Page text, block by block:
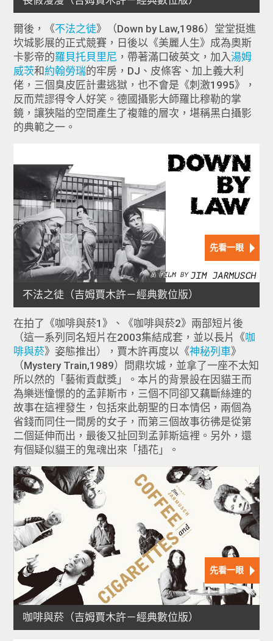
爾後，《不法之徒》（Down by Law,1986）堂堂挺進
坎城影展的正式競賽，日後以《美麗人生》成為奧斯
卡影帝的羅貝托貝里尼 ，帶著滿口破英文，加入湯姆
威茨和約翰勞瑞的牢房，DJ、皮條客、加上義大利
佬，三個臭皮匠計畫逃獄，也不會是《刺激1995》，
反而荒謬得令人好笑。德國攝影大師羅比穆勒的掌
鏡，讓狹隘的空間產生了複雜的層次，堪稱黑白攝影
的典範之一。
在拍了《咖啡與菸1》、《咖啡與菸2》兩部短片後
（這一系列同名短片在2003集結成套，並以長片《咖
啡與菸》姿態推出），賈木許再度以《神秘列車》
（Mystery Train,1989）問鼎坎城，並拿了一座不太知
所以然的「藝術貢獻獎」。本片的背景設在因貓王而
為樂迷憧憬的的孟菲斯市，三個不同卻又藕斷絲連的
故事在這裡發生，包括來此朝聖的日本情侶，兩個為
省錢而同住一間房的女子，而第三個故事彷彿是從第
二個延伸而出，最後又扯回到孟菲斯這裡。另外，還
有個疑似貓王的鬼魂出來「插花」。